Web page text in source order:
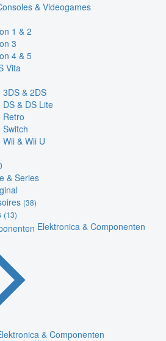
& Videogames
1 & 2
3
4 & 5
Vita
3DS & 2DS
DS & DS Lite
Retro
Switch
& Wii U
& Series
(38)
(13)
Elektronica & Componenten
& Componenten